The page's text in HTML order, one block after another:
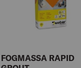
FOGMASSA RAPID